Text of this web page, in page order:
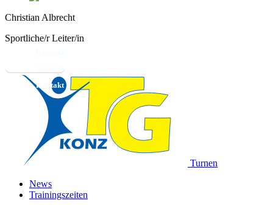
Christian Albrecht
Sportliche/r Leiter/in
Turnen
News
Trainingszeiten